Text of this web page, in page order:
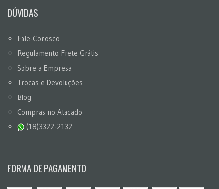
DÚVIDAS
Fale-Conosco
Regulamento Frete Grátis
Sobre a Empresa
Trocas e Devoluções
Blog
Compras no Atacado
(18)3322-2132
FORMA DE PAGAMENTO